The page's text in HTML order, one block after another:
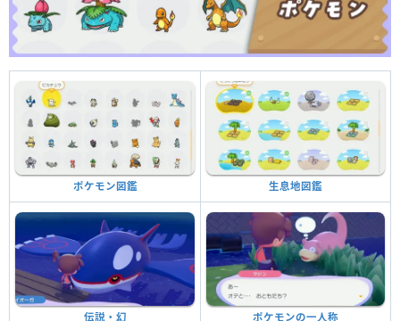
ポケモン図鑑 生息地図鑑
伝説・幻 ポケモンの一人称